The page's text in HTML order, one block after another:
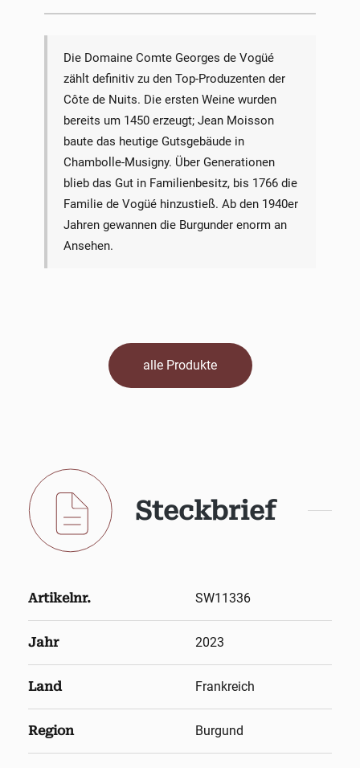
Die Domaine Comte Georges de Vogüé
zählt definitiv zu den Top-Produzenten der
Côte de Nuits. Die ersten Weine wurden
bereits um 1450 erzeugt; Jean Moisson
baute das heutige Gutsgebäude in
Chambolle-Musigny. Über Generationen
blieb das Gut in Familienbesitz, bis 1766 die
Familie de Vogüé hinzustieß. Ab den 1940er
Jahren gewannen die Burgunder enorm an
Ansehen.
alle Produkte
Steckbrief
Artikelnr. SW11336
Jahr 2023
Land Frankreich
Region Burgund